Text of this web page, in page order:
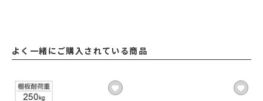
よく一緒にご購入されている商品